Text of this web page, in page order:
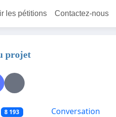
les pétitions Contactez-nous
projet
8 193 Conversation